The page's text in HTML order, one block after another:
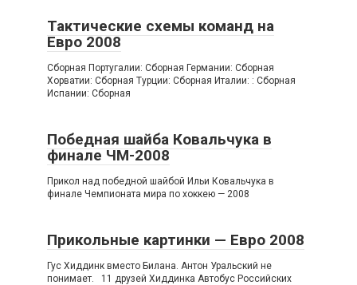
Тактические схемы команд на
Евро 2008
Сборная Португалии: Сборная Германии: Сборная
Хорватии: Сборная Турции: Сборная Италии: : Сборная
Испании: Сборная
Победная шайба Ковальчука в
финале ЧМ-2008
Прикол над победной шайбой Ильи Ковальчука в
финале Чемпионата мира по хоккею — 2008
Прикольные картинки — Евро 2008
Гус Хиддинк вместо Билана. Антон Уральский не
понимает. 11 друзей Хиддинка Автобус Российских